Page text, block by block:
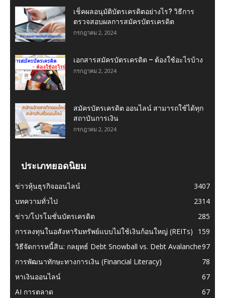
เช็คผลอนุมัติบัตรเครดิตอย่างไร? วิธีการ
ตรวจสอบผลการสมัครบัตรเครดิต
กรกฎาคม 2, 2024
เอกสารสมัครบัตรเครดิต – ต้องใช้อะไรบ้าง
กรกฎาคม 2, 2024
สมัครบัตรเครดิต ออนไลน์ สามารถใช้ได้ทุก
สถาบันการเงิน
กรกฎาคม 2, 2024
ประเภทยอดนิยม
ข่าวหุ้นธุรกิจออนไลน์
3407
บทความทั่วไป
2314
ข่าว/โปรโมชั่นบัตรเครดิต
285
การลงทุนในอสังหาริมทรัพย์แบบไม่ใช้เงินก้อนใหญ่ (REITs)
159
วิธีจัดการหนี้สิน: กลยุทธ์ Debt Snowball vs. Debt Avalanche97
การพัฒนาทักษะทางการเงิน (Financial Literacy)
78
หาเงินออนไลน์
67
AI การตลาด
67